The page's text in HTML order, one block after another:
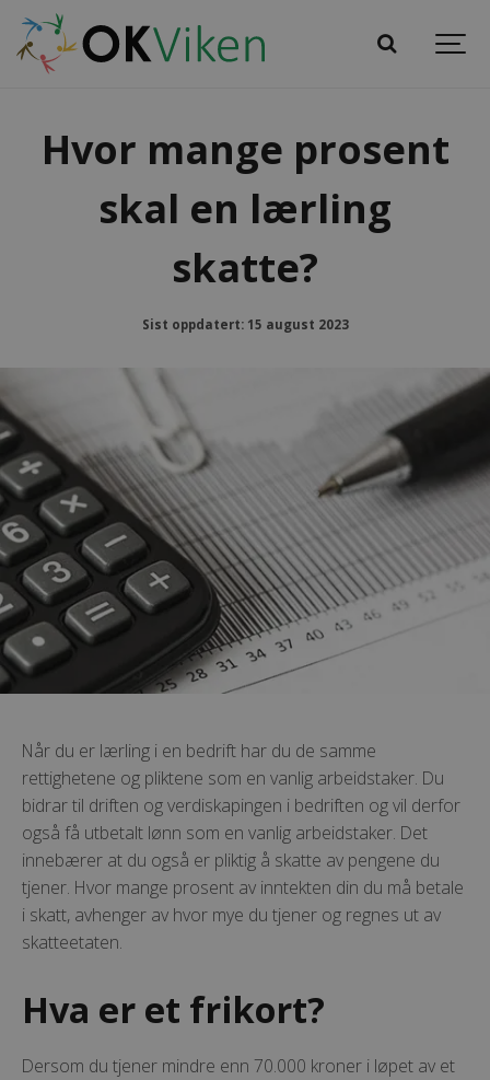
Hvor mange prosent
skal en lærling
skatte?
Sist oppdatert: 15 august 2023
Når du er lærling i en bedrift har du de samme
rettighetene og pliktene som en vanlig arbeidstaker. Du
bidrar til driften og verdiskapingen i bedriften og vil derfor
også få utbetalt lønn som en vanlig arbeidstaker. Det
innebærer at du også er pliktig å skatte av pengene du
tjener. Hvor mange prosent av inntekten din du må betale
i skatt, avhenger av hvor mye du tjener og regnes ut av
skatteetaten.
Hva er et frikort?
Dersom du tjener mindre enn 70.000 kroner i løpet av et